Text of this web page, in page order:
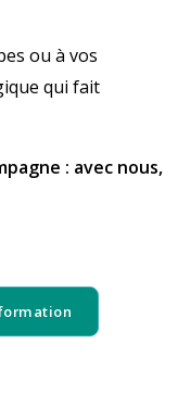
ou à vos
qui fait
: avec nous,